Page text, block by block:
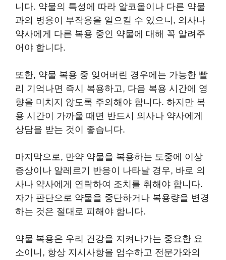
니다. 약물의 특성에 따라 알코올이나 다른 약물
과의 병용이 부작용을 일으킬 수 있으니, 의사나
약사에게 다른 복용 중인 약물에 대해 꼭 알려주
어야 합니다.
또한, 약물 복용 중 잊어버린 경우에는 가능한 빨
리 기억나면 즉시 복용하고, 다음 복용 시간에 영
향을 미치지 않도록 주의해야 합니다. 하지만 복
용 시간이 가까울 때면 반드시 의사나 약사에게
상담을 받는 것이 좋습니다.
마지막으로, 만약 약물을 복용하는 도중에 이상
증상이나 알레르기 반응이 나타날 경우, 바로 의
사나 약사에게 연락하여 조치를 취해야 합니다.
자가 판단으로 약물을 중단하거나 복용량을 변경
하는 것은 절대로 피해야 합니다.
약물 복용은 우리 건강을 지켜나가는 중요한 요
소이니, 항상 지시사항을 엄수하고 전문가와의